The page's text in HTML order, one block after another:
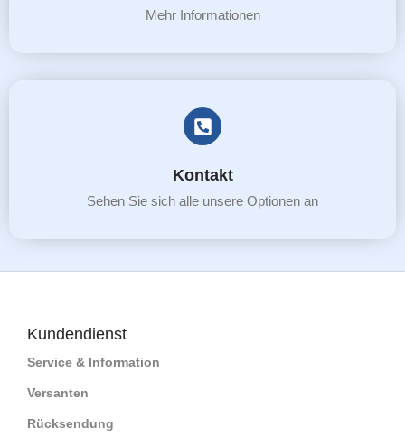
Mehr Informationen
Kontakt
Sehen Sie sich alle unsere Optionen an
Kundendienst
Service & Information
Versanten
Rücksendung